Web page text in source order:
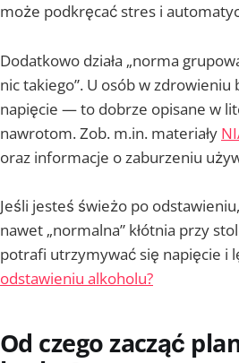
może podkręcać stres i
Dodatkowo działa „norma
nic takiego”. U osób w zdrowieniu
napięcie — to dobrze opisane w
nawrotom. Zob. m.in. materiały
oraz informacje o zaburzeniu
Jeśli jesteś świeżo po
nawet „normalna” kłótnia przy
potrafi utrzymywać się napięcie i
odstawieniu alkoholu?
Od czego zacząć